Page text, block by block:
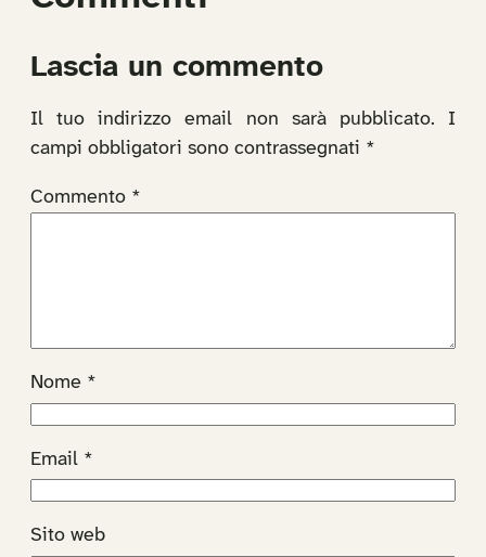
Lascia un commento
Il tuo indirizzo email non sarà pubblicato.
I
campi obbligatori sono contrassegnati *
Commento *
Nome *
Email *
Sito web